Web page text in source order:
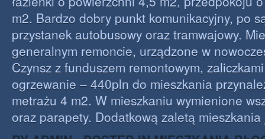
m2. Bardzo dobry punkt komunikacyjny, po
przystanek autobusowy oraz tramwajowy.
generalnym remoncie, urządzone w
Czynsz z funduszem remontowym,
ogrzewanie – 440pln do mieszkania
metrażu 4 m2. W mieszkaniu wymienione
oraz parapety. Dodatkową zaletą